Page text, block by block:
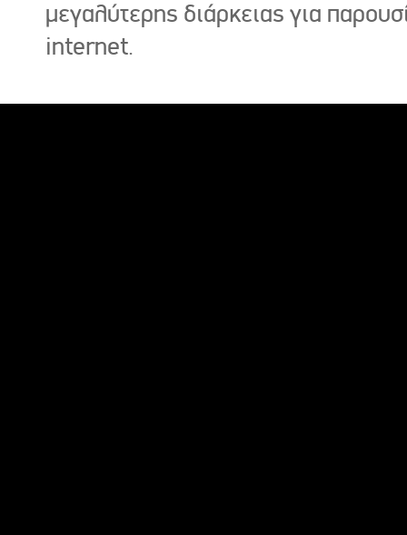
μεγαλύτερης διάρκειας για
internet.